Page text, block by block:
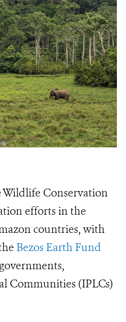
Wildlife Conservation
efforts in the
countries, with
Bezos Earth Fund
Communities (IPLCs)